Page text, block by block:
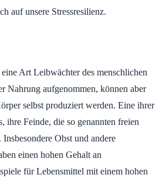
auf unsere Stressresilienz.
Art Leibwächter des menschlichen
Nahrung aufgenommen, können aber
selbst produziert werden. Eine ihrer
ihre Feinde, die so genannten freien
Obst und andere
einen hohen Gehalt an
für Lebensmittel mit einem hohen